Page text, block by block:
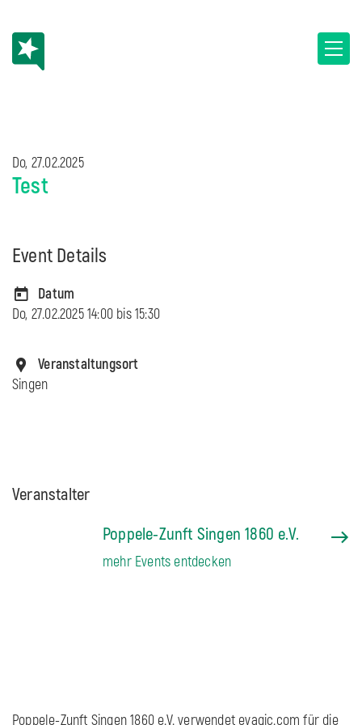
Do, 27.02.2025
Test
Event Details
Datum
Do, 27.02.2025 14:00 bis15:30
Veranstaltungsort
Singen
Veranstalter
Poppele-Zunft Singen 1860 e.V.
mehr Events entdecken
Poppele-Zunft Singen 1860 e.V. verwendet evagic.com für die